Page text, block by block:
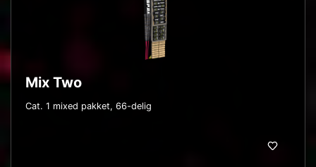
Mix Two
Cat. 1 mixed pakket, 66-delig